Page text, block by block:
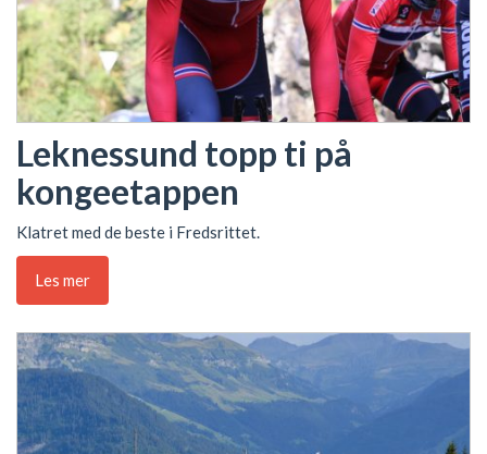
Leknessund topp ti på
kongeetappen
Klatret med de beste i Fredsrittet.
Les mer